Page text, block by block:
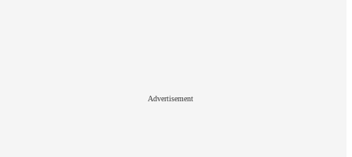
Advertisement